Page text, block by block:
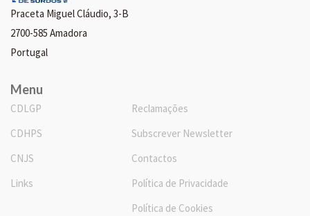
Praceta Miguel Cláudio, 3-B
2700-585 Amadora
Portugal
Menu
CDLGP
CDHPS
CNJS
Links
Reclamações
Subscrever Newsletter
Contactos
Política de Privacidade
Política de Cookies